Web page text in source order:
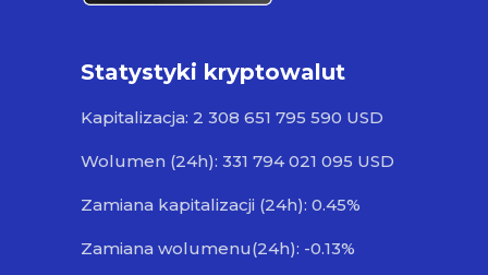
Statystyki kryptowalut
Kapitalizacja: 2 308 651 795 590 USD
Wolumen (24h): 331 794 021 095 USD
Zamiana kapitalizacji (24h): 0.45%
Zamiana wolumenu(24h): -0.13%